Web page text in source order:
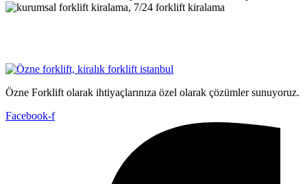
Özne Forklift olarak ihtiyaçlarınıza özel olarak çözümler sunuyoruz.
Facebook-f